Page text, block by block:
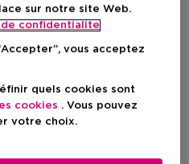
CLARINS
Clarins Aroma
Crème Veloutée Délassante -
sur notre site Web.
confidentialite
vous acceptez
quels cookies sont
cookies . Vous pouvez
votre choix.